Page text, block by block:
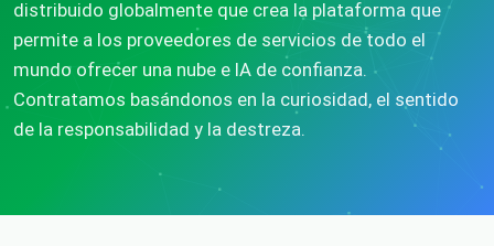
distribuido globalmente que crea la plataforma que
permite a los proveedores de servicios de todo el
mundo ofrecer una nube e IA de confianza.
Contratamos basándonos en la curiosidad, el sentido
de la responsabilidad y la destreza.